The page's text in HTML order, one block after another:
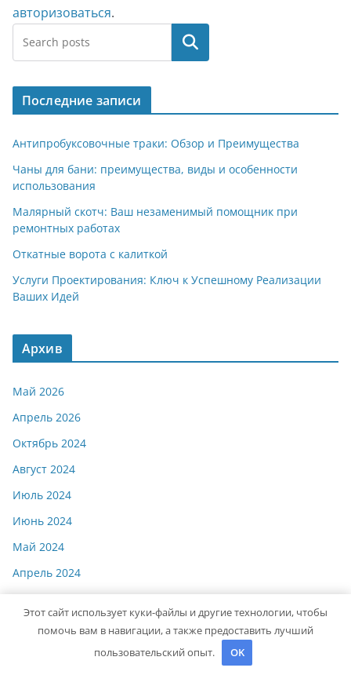
авторизоваться.
Поиск
Последние записи
Антипробуксовочные траки: Обзор и Преимущества
Чаны для бани: преимущества, виды и особенности
использования
Малярный скотч: Ваш незаменимый помощник при
ремонтных работах
Откатные ворота с калиткой
Услуги Проектирования: Ключ к Успешному Реализации
Ваших Идей
Архив
Май 2026
Апрель 2026
Октябрь 2024
Август 2024
Июль 2024
Июнь 2024
Май 2024
Апрель 2024
Март 2024
Этот сайт использует куки-файлы и другие технологии, чтобы
помочь вам в навигации, а также предоставить лучший
пользовательский опыт.
OK